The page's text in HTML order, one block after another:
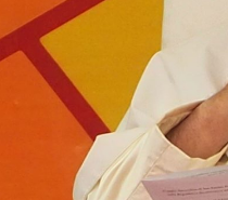
XV Domingo ordinario. Año A